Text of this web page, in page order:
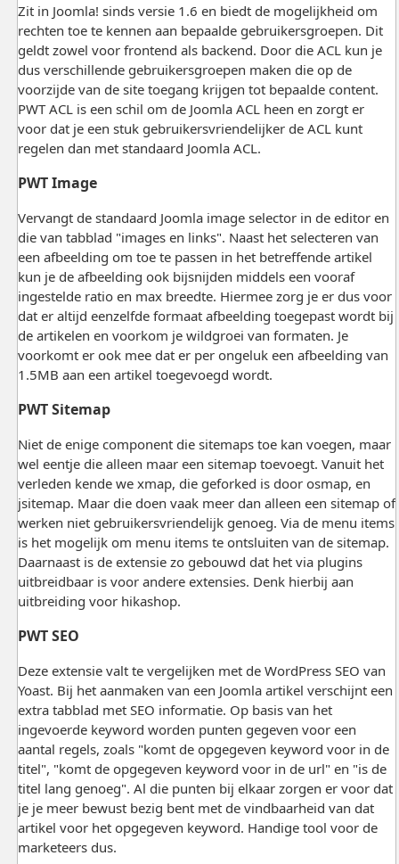
Zit in Joomla! sinds versie 1.6 en biedt de mogelijkheid om
rechten toe te kennen aan bepaalde gebruikersgroepen. Dit
geldt zowel voor frontend als backend. Door die ACL kun je
dus verschillende gebruikersgroepen maken die op de
voorzijde van de site toegang krijgen tot bepaalde content.
PWT ACL is een schil om de Joomla ACL heen en zorgt er
voor dat je een stuk gebruikersvriendelijker de ACL kunt
regelen dan met standaard Joomla ACL.
PWT Image
Vervangt de standaard Joomla image selector in de editor en
die van tabblad "images en links". Naast het selecteren van
een afbeelding om toe te passen in het betreffende artikel
kun je de afbeelding ook bijsnijden middels een vooraf
ingestelde ratio en max breedte. Hiermee zorg je er dus voor
dat er altijd eenzelfde formaat afbeelding toegepast wordt bij
de artikelen en voorkom je wildgroei van formaten. Je
voorkomt er ook mee dat er per ongeluk een afbeelding van
1.5MB aan een artikel toegevoegd wordt.
PWT Sitemap
Niet de enige component die sitemaps toe kan voegen, maar
wel eentje die alleen maar een sitemap toevoegt. Vanuit het
verleden kende we xmap, die geforked is door osmap, en
jsitemap. Maar die doen vaak meer dan alleen een sitemap of
werken niet gebruikersvriendelijk genoeg. Via de menu items
is het mogelijk om menu items te ontsluiten van de sitemap.
Daarnaast is de extensie zo gebouwd dat het via plugins
uitbreidbaar is voor andere extensies. Denk hierbij aan
uitbreiding voor hikashop.
PWT SEO
Deze extensie valt te vergelijken met de WordPress SEO van
Yoast. Bij het aanmaken van een Joomla artikel verschijnt een
extra tabblad met SEO informatie. Op basis van het
ingevoerde keyword worden punten gegeven voor een
aantal regels, zoals "komt de opgegeven keyword voor in de
titel", "komt de opgegeven keyword voor in de url" en "is de
titel lang genoeg". Al die punten bij elkaar zorgen er voor dat
je je meer bewust bezig bent met de vindbaarheid van dat
artikel voor het opgegeven keyword. Handige tool voor de
marketeers dus.